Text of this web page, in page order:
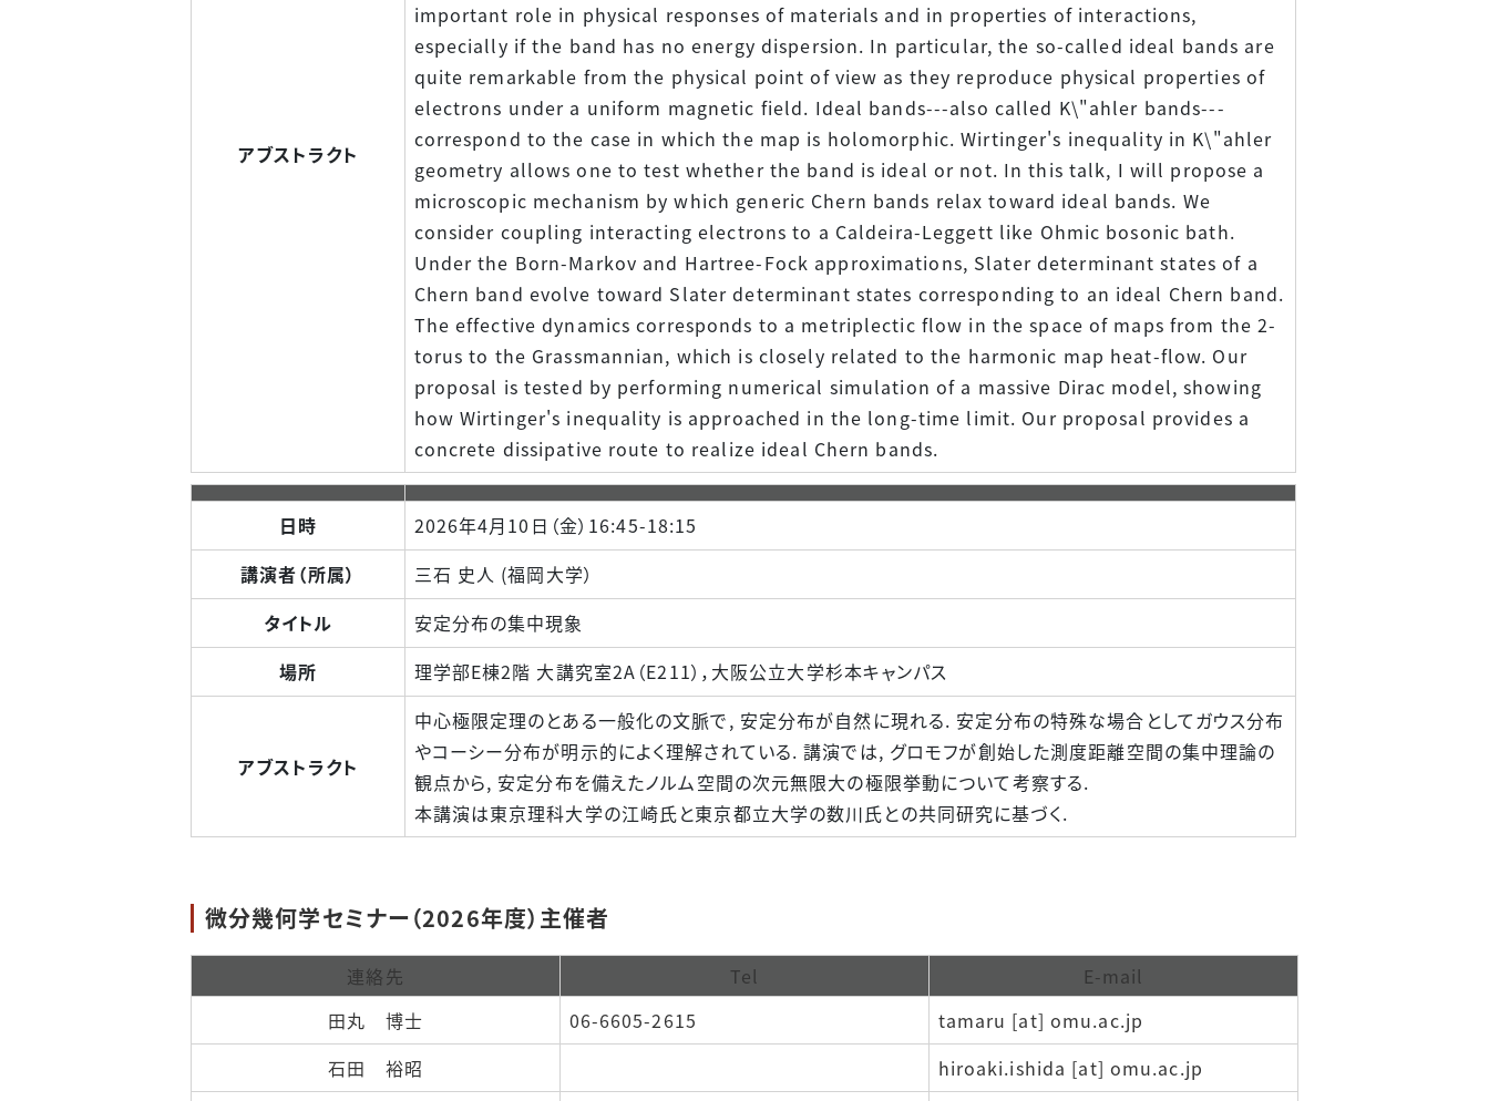
アブストラクト
important role in physical responses of materials and in properties of interactions,
especially if the band has no energy dispersion. In particular, the so-called ideal bands are
quite remarkable from the physical point of view as they reproduce physical properties of
electrons under a uniform magnetic field. Ideal bands---also called K\"ahler bands---
correspond to the case in which the map is holomorphic. Wirtinger's inequality in K\"ahler
geometry allows one to test whether the band is ideal or not. In this talk, I will propose a
microscopic mechanism by which generic Chern bands relax toward ideal bands. We
consider coupling interacting electrons to a Caldeira-Leggett like Ohmic bosonic bath.
Under the Born-Markov and Hartree-Fock approximations, Slater determinant states of a
Chern band evolve toward Slater determinant states corresponding to an ideal Chern band.
The effective dynamics corresponds to a metriplectic flow in the space of maps from the 2-
torus to the Grassmannian, which is closely related to the harmonic map heat-flow. Our
proposal is tested by performing numerical simulation of a massive Dirac model, showing
how Wirtinger's inequality is approached in the long-time limit. Our proposal provides a
concrete dissipative route to realize ideal Chern bands.
日時
2026年4月10日（金）16:45-18:15
講演者（所属）
三石 史人 (福岡大学）
タイトル
安定分布の集中現象
場所
理学部E棟2階 大講究室2A（E211），大阪公立大学杉本キャンパス
アブストラクト
中心極限定理のとある一般化の文脈で, 安定分布が自然に現れる. 安定分布の特殊な場合としてガウス分布
やコーシー分布が明示的によく理解されている. 講演では, グロモフが創始した測度距離空間の集中理論の
観点から, 安定分布を備えたノルム空間の次元無限大の極限挙動について考察する.
本講演は東京理科大学の江崎氏と東京都立大学の数川氏との共同研究に基づく.
微分幾何学セミナー（2026年度）主催者
連絡先 Tel
E-mail
田丸 博士
06-6605-2615
tamaru [at] omu.ac.jp
石田 裕昭
hiroaki.ishida [at] omu.ac.jp